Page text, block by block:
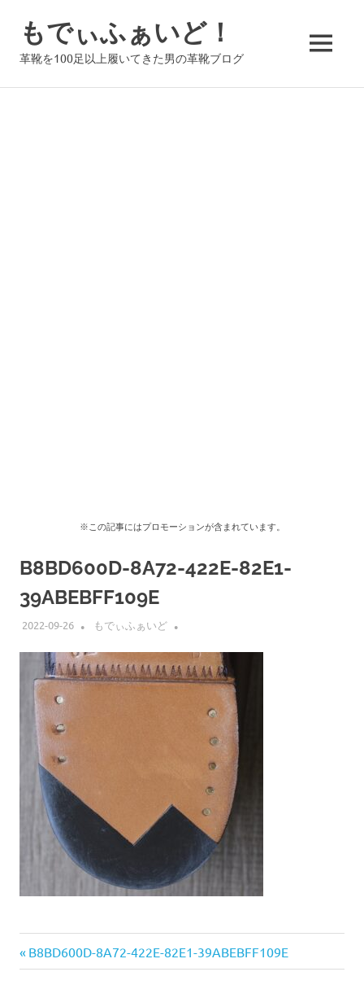
ツ
もでぃふぁいど！
革靴を100足以上履いてきた男の革靴ブログ MENU
※この記事にはプロモーションが含まれています。
B8BD600D-8A72-422E-82E1-
39ABEBFF109E
2022-09-26 もでぃふぁいど
投
前
の
B8BD600D-8A72-422E-82E1-39ABEBFF109E